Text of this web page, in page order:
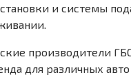
и системы
производители
для различных